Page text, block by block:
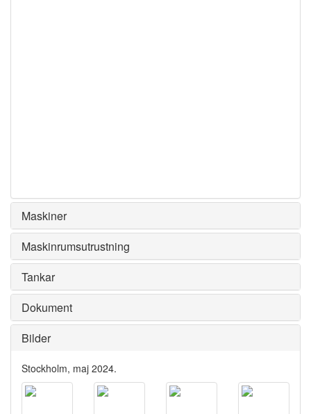
Maskiner
Maskinrumsutrustning
Tankar
Dokument
Bilder
Stockholm, maj 2024.